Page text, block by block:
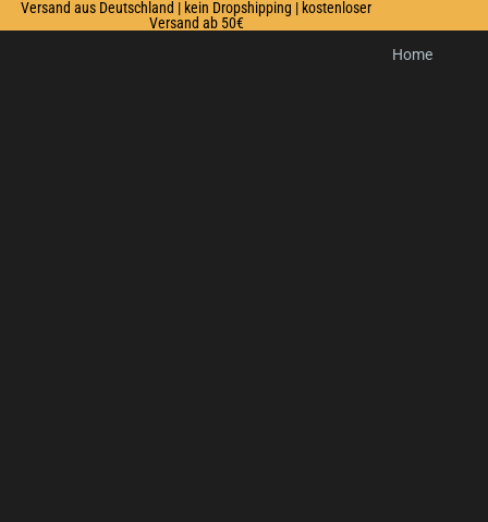
Versand aus Deutschland | kein Dropshipping | kostenloser
Versand ab 50€
Home